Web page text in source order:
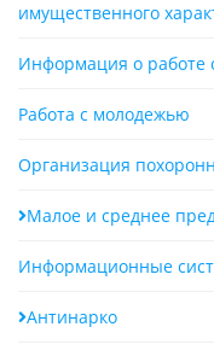
имущественного
Информация о работе
Работа с молодежью
Организация
Малое и среднее
Информационные
Антинарко